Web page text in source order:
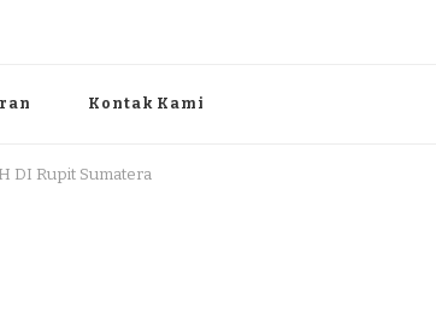
Kontak Kami
DI Rupit Sumatera